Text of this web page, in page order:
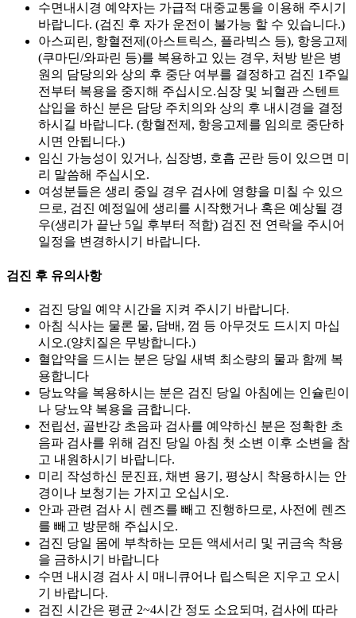
수면내시경 예약자는 가급적 대중교통을 이용해 주시기
바랍니다. (검진 후 자가 운전이 불가능 할 수 있습니다.)
아스피린, 항혈전제(아스트릭스, 플라빅스 등), 항응고제
(쿠마딘/와파린 등)를 복용하고 있는 경우, 처방 받은 병
원의 담당의와 상의 후 중단 여부를 결정하고 검진 1주일
전부터 복용을 중지해 주십시오.심장 및 뇌혈관 스텐트
삽입을 하신 분은 담당 주치의와 상의 후 내시경을 결정
하시길 바랍니다. (항혈전제, 항응고제를 임의로 중단하
시면 안됩니다.)
임신 가능성이 있거나, 심장병, 호흡 곤란 등이 있으면 미
리 말씀해 주십시오.
여성분들은 생리 중일 경우 검사에 영향을 미칠 수 있으
므로, 검진 예정일에 생리를 시작했거나 혹은 예상될 경
우(생리가 끝난 5일 후부터 적합) 검진 전 연락을 주시어
일정을 변경하시기 바랍니다.
검진 후 유의사항
검진 당일 예약 시간을 지켜 주시기 바랍니다.
아침 식사는 물론 물, 담배, 껌 등 아무것도 드시지 마십
시오.(양치질은 무방합니다.)
혈압약을 드시는 분은 당일 새벽 최소량의 물과 함께 복
용합니다
당뇨약을 복용하시는 분은 검진 당일 아침에는 인슐린이
나 당뇨약 복용을 금합니다.
전립선, 골반강 초음파 검사를 예약하신 분은 정확한 초
음파 검사를 위해 검진 당일 아침 첫 소변 이후 소변을 참
고 내원하시기 바랍니다.
미리 작성하신 문진표, 채변 용기, 평상시 착용하시는 안
경이나 보청기는 가지고 오십시오.
안과 관련 검사 시 렌즈를 빼고 진행하므로, 사전에 렌즈
를 빼고 방문해 주십시오.
검진 당일 몸에 부착하는 모든 액세서리 및 귀금속 착용
을 금하시기 바랍니다
수면 내시경 검사 시 매니큐어나 립스틱은 지우고 오시
기 바랍니다.
검진 시간은 평균 2~4시간 정도 소요되며, 검사에 따라